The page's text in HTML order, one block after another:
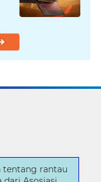
tentang rantau